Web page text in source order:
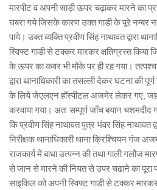
मारपीट व अपनी साड़ी ऊपर चढ़ाकर मारने का
घबरा गये जिसके कारण उक्त गाडी के पूरे
पाये। उक्त व्यक्ति प्रवीण सिंह नाथावत द्वारा
स्विफ्ट गाडी से टक्कर मारकर क्षतिग्रस्त किया
के ऊपर का कवर भी मौके पर ही रह गया।
द्वारा थानाधिकारी का तसल्ली देकर घटना की
के लिये जेएलएन हॉस्पीटल अजमेर लेकर गए,
करवाया गया। अत: सम्पूर्ण जाँच बयान चशमदीद
कि प्रवीण सिंह नाथावत पुत्र भंवर सिंह नाथावत
निरीक्षक थानाधिकारी थाना क्रिश्चियन गंज
राजकार्य में बाधा उत्पन्न की तथा गाली.गलौज
से जान से मारने की नियत से उपर चढाने का पूरा
साइकिल को अपनी स्विफ्ट गाडी से टक्कर